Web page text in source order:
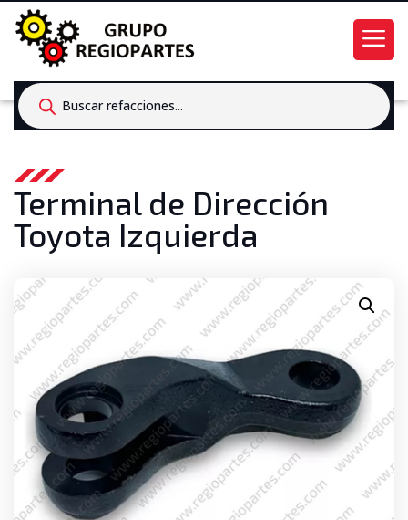
Products
search
Terminal de Dirección
Toyota Izquierda